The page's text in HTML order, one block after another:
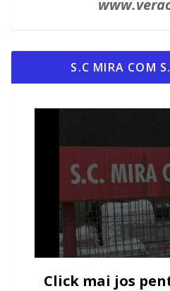
S.C MIRA COM
Click mai jos